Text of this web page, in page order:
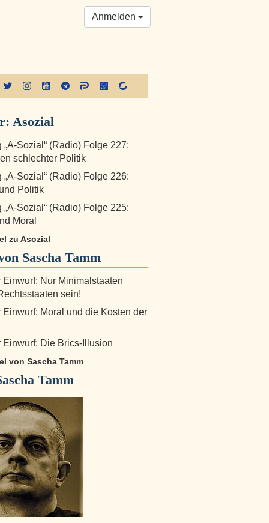
Anmelden
Asozial
„A-Sozial“ (Radio) Folge 227:
schlechter Politik
„A-Sozial“ (Radio) Folge 226:
Politik
„A-Sozial“ (Radio) Folge 225:
Moral
zu Asozial
Sascha Tamm
Einwurf: Nur Minimalstaaten
sein!
Einwurf: Moral und die Kosten der
Einwurf: Die Brics-Illusion
von Sascha Tamm
Tamm